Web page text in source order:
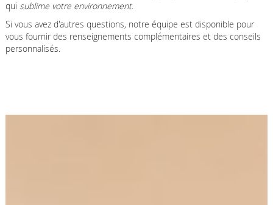
qui sublime votre environnement.
Si vous avez d'autres questions, notre équipe est disponible pour
vous fournir des renseignements complémentaires et des conseils
personnalisés.